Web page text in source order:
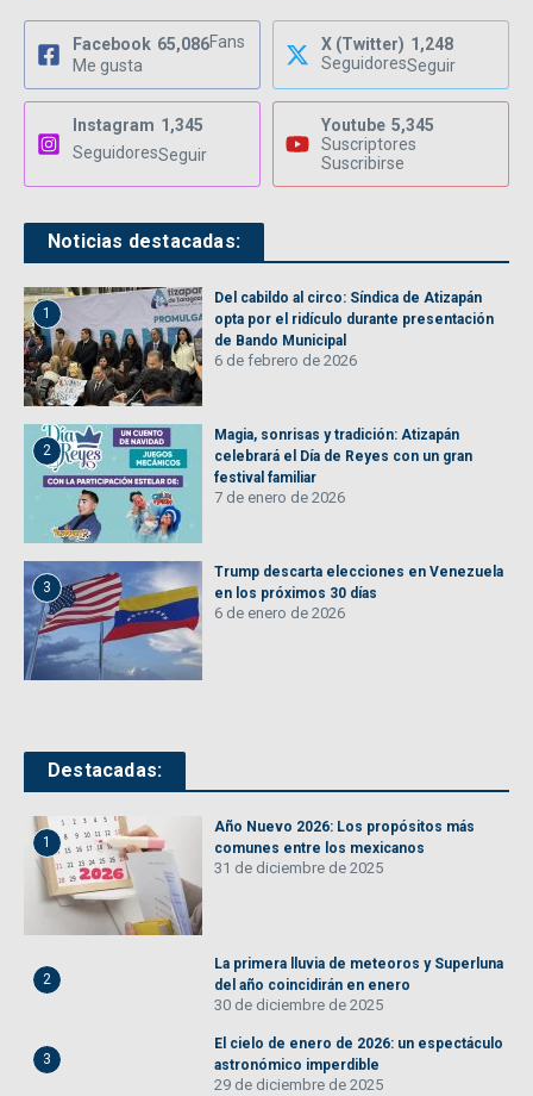
Facebook 65,086Fans
Me gusta
X (Twitter) 1,248
SeguidoresSeguir
Instagram 1,345
SeguidoresSeguir
Youtube 5,345
Suscriptores
Suscribirse
Noticias destacadas:
1
Del cabildo al circo: Síndica de Atizapán
opta por el ridículo durante presentación
de Bando Municipal
6 de febrero de 2026
2
Magia, sonrisas y tradición: Atizapán
celebrará el Día de Reyes con un gran
festival familiar
7 de enero de 2026
3
Trump descarta elecciones en Venezuela
en los próximos 30 días
6 de enero de 2026
Destacadas:
1
Año Nuevo 2026: Los propósitos más
comunes entre los mexicanos
31 de diciembre de 2025
2
La primera lluvia de meteoros y Superluna
del año coincidirán en enero
30 de diciembre de 2025
3
El cielo de enero de 2026: un espectáculo
astronómico imperdible
29 de diciembre de 2025